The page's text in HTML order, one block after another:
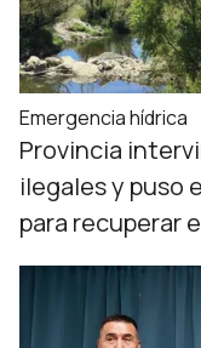
Emergencia hídrica
Provincia
ilegales y puso
para recuperar